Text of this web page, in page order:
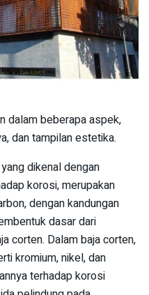
dalam beberapa aspek,
dan tampilan estetika.
dikenal dengan
korosi, merupakan
dengan kandungan
dasar dari
corten. Dalam baja corten,
kromium, nikel, dan
terhadap korosi